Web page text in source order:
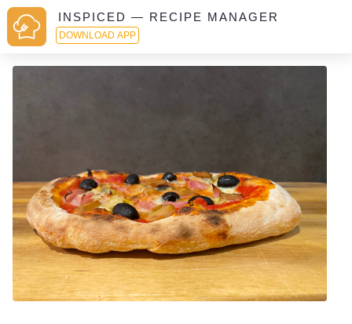
INSPICED — RECIPE MANAGER
DOWNLOAD APP